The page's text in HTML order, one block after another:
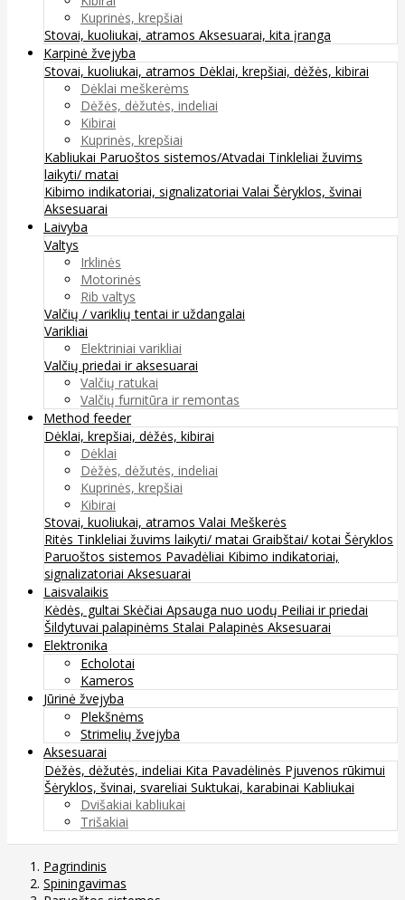
Kuprinės, krepšiai
Stovai, kuoliukai, atramos Aksesuarai, kita įranga
Karpinė žvejyba
Stovai, kuoliukai, atramos Dėklai, krepšiai, dėžės, kibirai
Dėklai meškerėms
Dėžės, dėžutės, indeliai
Kibirai
Kuprinės, krepšiai
Kabliukai Paruoštos sistemos/Atvadai Tinkleliai žuvims
laikyti/ matai
Kibimo indikatoriai, signalizatoriai Valai Šėryklos, švinai
Aksesuarai
Laivyba
Valtys
Irklinės
Motorinės
Rib valtys
Valčių / variklių tentai ir uždangalai
Varikliai
Elektriniai varikliai
Valčių priedai ir aksesuarai
Valčių ratukai
Valčių furnitūra ir remontas
Method feeder
Dėklai, krepšiai, dėžės, kibirai
Dėklai
Dėžės, dėžutės, indeliai
Kuprinės, krepšiai
Kibirai
Stovai, kuoliukai, atramos Valai Meškerės
Ritės Tinkleliai žuvims laikyti/ matai Graibštai/ kotai Šėryklos
Paruoštos sistemos Pavadėliai Kibimo indikatoriai,
signalizatoriai Aksesuarai
Laisvalaikis
Kėdės, gultai Skėčiai Apsauga nuo uodų Peiliai ir priedai
Šildytuvai palapinėms Stalai Palapinės Aksesuarai
Elektronika
Echolotai
Kameros
Jūrinė žvejyba
Plekšnėms
Strimelių žvejyba
Aksesuarai
Dėžės, dėžutės, indeliai Kita Pavadėlinės Pjuvenos rūkimui
Šėryklos, švinai, svareliai Suktukai, karabinai Kabliukai
Dvišakiai kabliukai
Trišakiai
Pagrindinis
Spiningavimas